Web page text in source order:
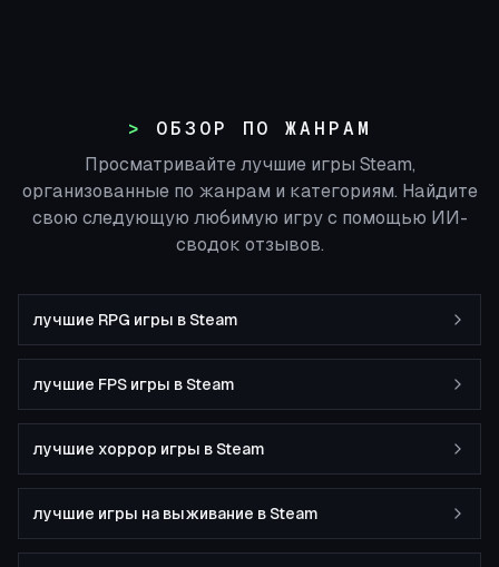
ОБЗОР ПО ЖАНРАМ
Просматривайте лучшие игры Steam,
организованные по жанрам и категориям. Найдите
свою следующую любимую игру с помощью ИИ-
сводок отзывов.
лучшие RPG игры в Steam
лучшие FPS игры в Steam
лучшие хоррор игры в Steam
лучшие игры на выживание в Steam